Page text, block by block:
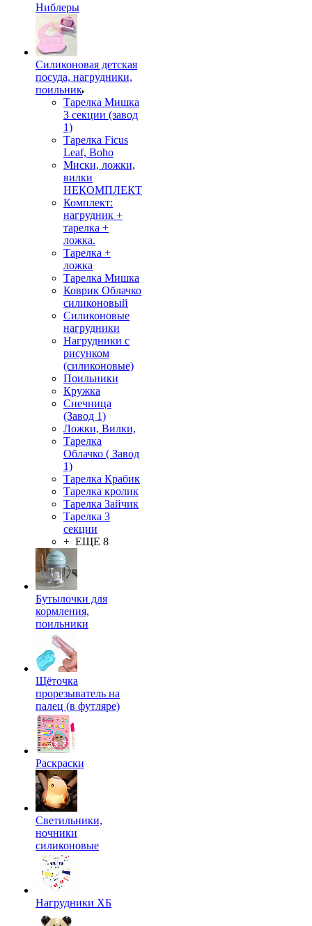
Ниблеры
Силиконовая детская
посуда, нагрудники,
поильник
Тарелка Мишка
3 секции (завод
1)
Тарелка Ficus
Leaf, Boho
Миски, ложки,
вилки
НЕКОМПЛЕКТ
Комплект:
нагрудник +
тарелка +
ложка.
Тарелка +
ложка
Тарелка Мишка
Коврик Облачко
силиконовый
Силиконовые
нагрудники
Нагрудники с
рисунком
(силиконовые)
Поильники
Кружка
Снечница
(Завод 1)
Ложки, Вилки,
Тарелка
Облачко ( Завод
1)
Тарелка Крабик
Тарелка кролик
Тарелка Зайчик
Тарелка 3
секции
+ ЕЩЕ 8
Бутылочки для
кормления,
поильники
Щёточка
прорезыватель на
палец (в футляре)
Раскраски
Светильники,
ночники
силиконовые
Нагрудники ХБ